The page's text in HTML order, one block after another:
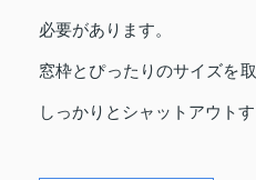
必要があります。
窓枠とぴったりのサイズを
しっかりとシャットアウト